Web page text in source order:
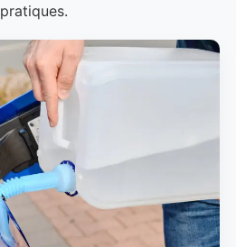
pratiques.